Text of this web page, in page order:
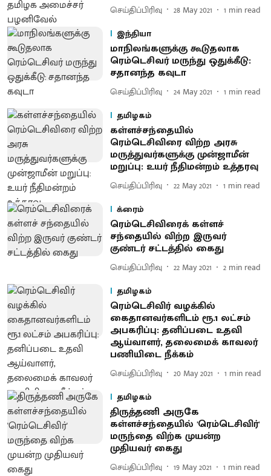
செய்திப்பிரிவு 28 May 2021 1 min read
இந்தியா
மாநிலங்களுக்கு கூடுதலாக
ரெம்டெசிவர் மருந்து ஒதுக்கீடு:
சதானந்த கவுடா
செய்திப்பிரிவு 24 May 2021 1 min read
தமிழகம்
கள்ளச்சந்தையில்
ரெம்டெசிவிரை விற்ற அரசு
மருத்துவர்களுக்கு முன்ஜாமீன்
மறுப்பு: உயர் நீதிமன்றம் உத்தரவு
செய்திப்பிரிவு 22 May 2021 1 min read
க்ரைம்
ரெம்டெசிவிரைக் கள்ளச்
சந்தையில் விற்ற இருவர்
குண்டர் சட்டத்தில் கைது
செய்திப்பிரிவு 22 May 2021 2 min read
தமிழகம்
ரெம்டெசிவிர் வழக்கில்
கைதானவர்களிடம் ரூ.1 லட்சம்
அபகரிப்பு: தனிப்படை உதவி
ஆய்வாளர், தலைமைக் காவலர்
பணியிடை நீக்கம்
செய்திப்பிரிவு 20 May 2021 1 min read
தமிழகம்
திருத்தணி அருகே
கள்ளச்சந்தையில் 'ரெம்டெசிவிர்'
மருந்தை விற்க முயன்ற
முதியவர் கைது
செய்திப்பிரிவு 19 May 2021 1 min read